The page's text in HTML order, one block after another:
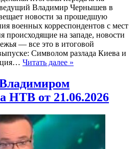
Владимир Чернышев в
новости за прошедшую
военных корреспондентов с мест
на западе, новости
— все это в итоговой
Символом разлада Киева и
Читать далее »
от 21.06.2026